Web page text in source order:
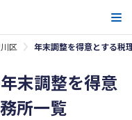
区 年末調整を得意とする税
末調整を得意
所一覧